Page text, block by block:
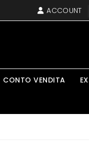
ACCOUNT
CONTO VENDITA